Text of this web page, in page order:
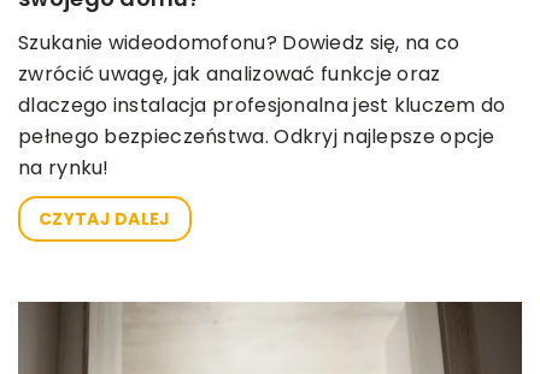
Szukanie wideodomofonu? Dowiedz się, na co
zwrócić uwagę, jak analizować funkcje oraz
dlaczego instalacja profesjonalna jest kluczem do
pełnego bezpieczeństwa. Odkryj najlepsze opcje
na rynku!
CZYTAJ DALEJ